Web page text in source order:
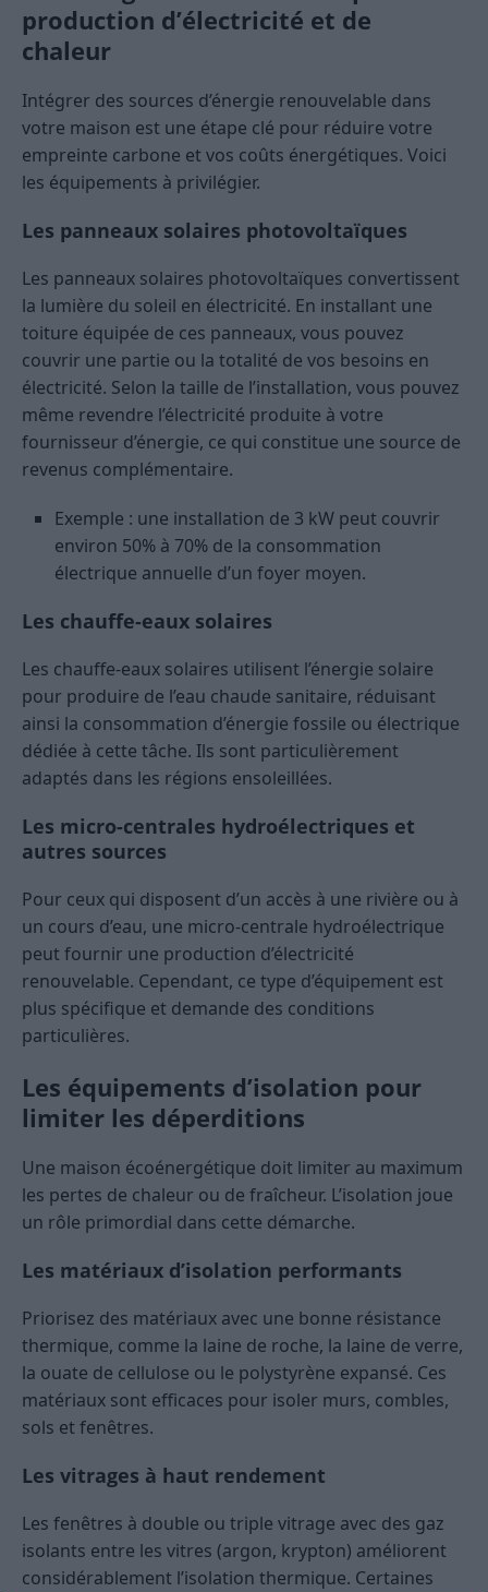
production d’électricité et de
chaleur
Intégrer des sources d’énergie renouvelable dans
votre maison est une étape clé pour réduire votre
empreinte carbone et vos coûts énergétiques. Voici
les équipements à privilégier.
Les panneaux solaires photovoltaïques
Les panneaux solaires photovoltaïques convertissent
la lumière du soleil en électricité. En installant une
toiture équipée de ces panneaux, vous pouvez
couvrir une partie ou la totalité de vos besoins en
électricité. Selon la taille de l’installation, vous pouvez
même revendre l’électricité produite à votre
fournisseur d’énergie, ce qui constitue une source de
revenus complémentaire.
Exemple : une installation de 3 kW peut couvrir
environ 50% à 70% de la consommation
électrique annuelle d’un foyer moyen.
Les chauffe-eaux solaires
Les chauffe-eaux solaires utilisent l’énergie solaire
pour produire de l’eau chaude sanitaire, réduisant
ainsi la consommation d’énergie fossile ou électrique
dédiée à cette tâche. Ils sont particulièrement
adaptés dans les régions ensoleillées.
Les micro-centrales hydroélectriques et
autres sources
Pour ceux qui disposent d’un accès à une rivière ou à
un cours d’eau, une micro-centrale hydroélectrique
peut fournir une production d’électricité
renouvelable. Cependant, ce type d’équipement est
plus spécifique et demande des conditions
particulières.
Les équipements d’isolation pour
limiter les déperditions
Une maison écoénergétique doit limiter au maximum
les pertes de chaleur ou de fraîcheur. L’isolation joue
un rôle primordial dans cette démarche.
Les matériaux d’isolation performants
Priorisez des matériaux avec une bonne résistance
thermique, comme la laine de roche, la laine de verre,
la ouate de cellulose ou le polystyrène expansé. Ces
matériaux sont efficaces pour isoler murs, combles,
sols et fenêtres.
Les vitrages à haut rendement
Les fenêtres à double ou triple vitrage avec des gaz
isolants entre les vitres (argon, krypton) améliorent
considérablement l’isolation thermique. Certaines